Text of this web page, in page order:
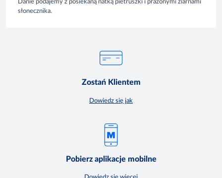
Danie podajemy z posiekaną natką pietruszki i prażonymi ziarnami
słonecznika.
Zostań Klientem
Dowiedz się jak
Pobierz aplikacje mobilne